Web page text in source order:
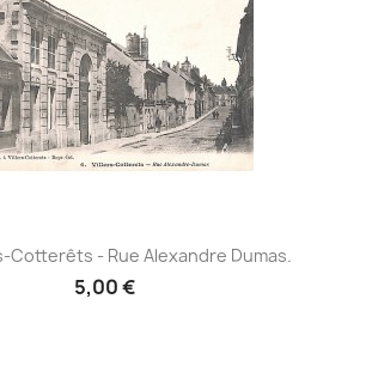
Cotterêts - Rue Alexandre Dumas.
5,00 €